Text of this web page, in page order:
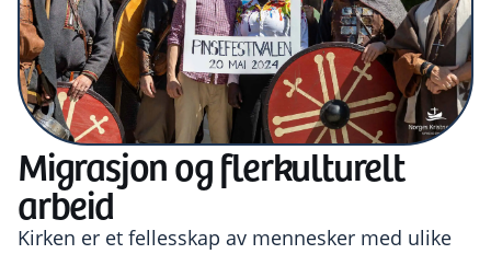
Migrasjon og flerkulturelt
arbeid
Kirken er et fellesskap av mennesker med ulike